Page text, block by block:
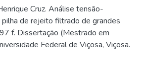
Cruz. Análise tensão-
de rejeito filtrado de grandes
f. Dissertação (Mestrado em
Federal de Viçosa, Viçosa.